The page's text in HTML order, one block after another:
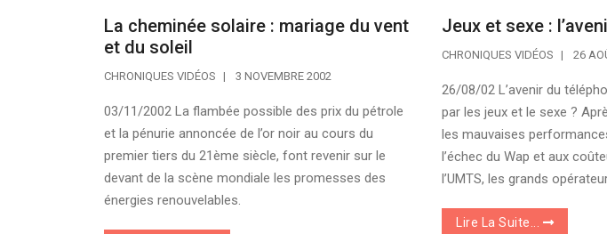
La cheminée solaire : mariage du vent
et du soleil
CHRONIQUES VIDÉOS 3 NOVEMBRE 2002
03/11/2002 La flambée possible des prix du pétrole
et la pénurie annoncée de l’or noir au cours du
premier tiers du 21ème siècle, font revenir sur le
devant de la scène mondiale les promesses des
énergies renouvelables.
Jeux et sexe :
CHRONIQUES VIDÉOS 26
26/08/02 L’avenir du
par les jeux et le sexe ?
les mauvaises
l’échec du Wap et aux
l’UMTS, les grands
Lire La Suite...